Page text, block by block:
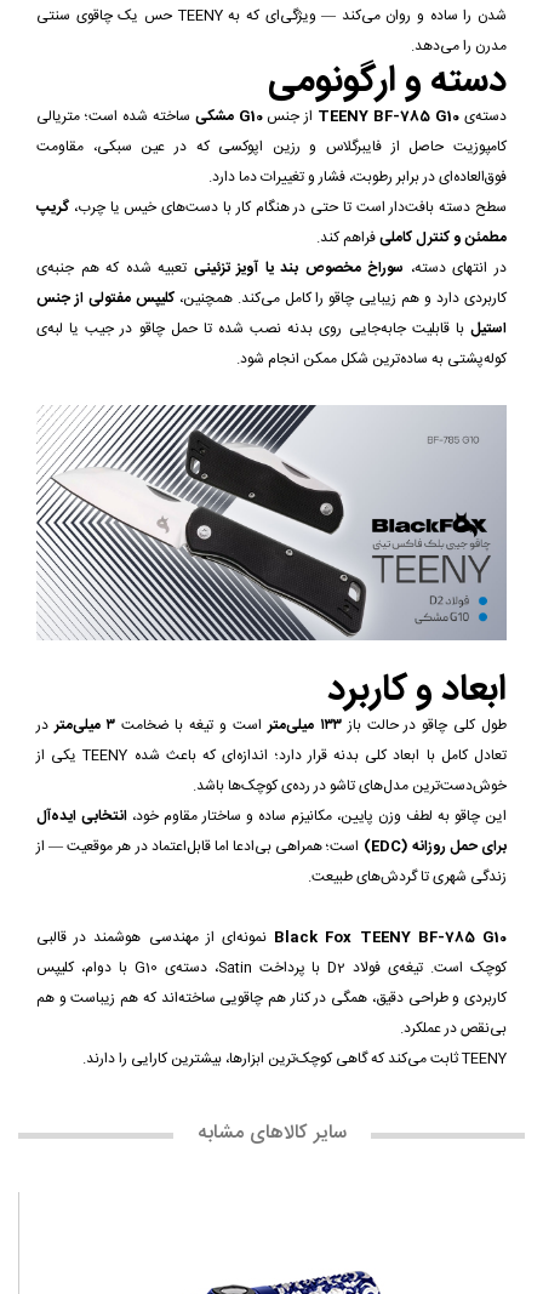
شدن را ساده و روان می‌کند — ویژگی‌ای که به TEENY حس یک چاقوی سنتی
مدرن را می‌دهد.
دسته و ارگونومی
دسته‌ی TEENY BF-785 G10 از جنسG10 مشکی
ساخته شده است؛ متریالی
کامپوزیت حاصل از فایبرگلاس و رزین اپوکسی که در عین سبکی، مقاومت
فوق‌العاده‌ای در برابر رطوبت، فشار و تغییرات دما دارد.
سطح دسته بافت‌دار است تا حتی در هنگام کار با دست‌های خیس یا چرب، گریپ
مطمئن و کنترل کاملیفراهم کند.
در انتهای دسته، سوراخ مخصوص بند یا آویز تزئینی تعبیه شده که هم جنبه‌ی
کاربردی دارد و هم زیبایی چاقو را کامل می‌کند. همچنین،کلیپس مفتولی از جنس
استیل با قابلیت جابه‌جایی روی بدنه نصب شده تا حمل چاقو در جیب یا لبه‌ی
کوله‌پشتی به ساده‌ترین شکل ممکن انجام شود.
ابعاد و کاربرد
طول کلی چاقو در حالت باز۱۳۳ میلی‌متر است و تیغه با ضخامت۳ میلی‌متر
در
تعادل کامل با ابعاد کلی بدنه قرار دارد؛ اندازه‌ای که باعث شده TEENY یکی از
خوش‌دست‌ترین مدل‌های تاشو در رده‌ی کوچک‌ها باشد.
این چاقو به لطف وزن پایین، مکانیزم ساده و ساختار مقاوم خود، انتخابی ایده‌آل
برای حمل روزانه (EDC)
است؛ همراهی بی‌ادعا اما قابل‌اعتماد در هر موقعیت — از
زندگی شهری تا گردش‌های طبیعت.
Black Fox TEENY BF-785 G10 نمونه‌ای از مهندسی هوشمند در قالبی
کوچک است. تیغه‌ی فولاد D2 با پرداخت Satin، دسته‌ی G10 با دوام، کلیپس
کاربردی و طراحی دقیق، همگی در کنار هم چاقویی ساخته‌اند که هم زیباست و هم
بی‌نقص در عملکرد.
TEENY ثابت می‌کند که گاهی کوچک‌ترین ابزارها، بیشترین کارایی را دارند.
سایر کالاهای مشابه